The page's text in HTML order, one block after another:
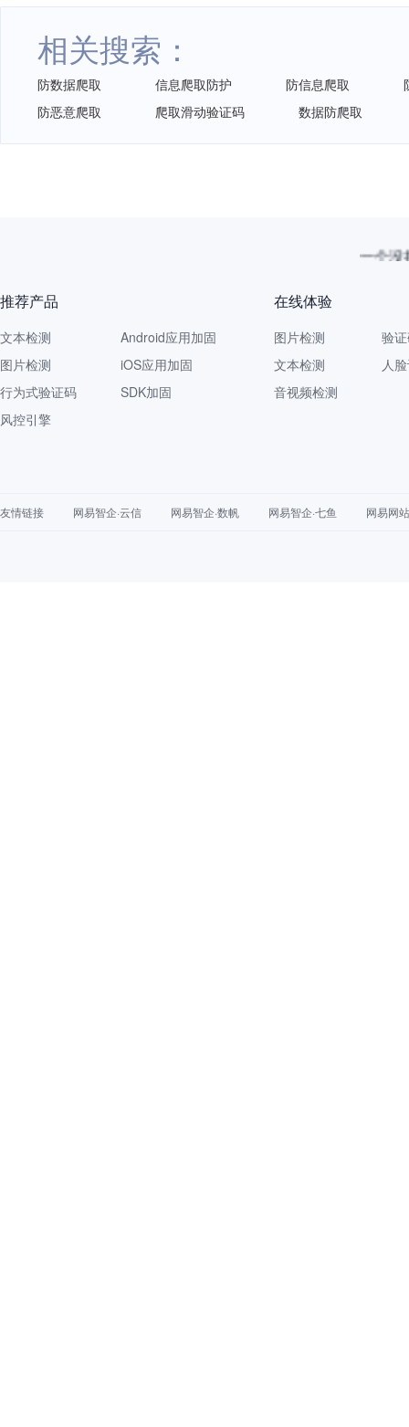
相关搜索：
防数据爬取 信息爬取防护 防信息爬取
防恶意爬取
爬取滑动验证码 数据防爬取
一个没
推荐产品
文本检测
图片检测
行为式验证码
风控引擎
Android应用加固
iOS应用加固
SDK加固
在线体验
图片检测
文本检测
音视频检测
验
人
友情链接 网易智企·云信 网易智企·数帆 网易智企·七鱼 网易网